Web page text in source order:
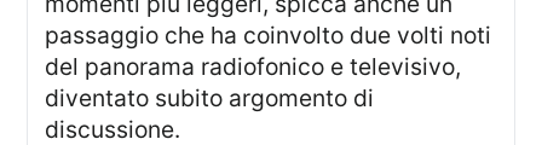
passaggio che ha coinvolto due volti noti
del panorama radiofonico e televisivo,
diventato subito argomento di
discussione.